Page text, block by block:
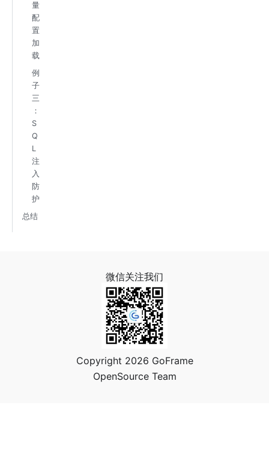
量
配
置
加
载
例
子
三
：
S
Q
L
注
入
防
护
总结
微信关注我们
Copyright 2026 GoFrame
OpenSource Team